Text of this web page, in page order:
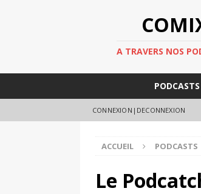
A TRAVERS NOS
PODCASTS
CONNEXION|DECONNEXION
ACCUEIL PODCASTS
Le